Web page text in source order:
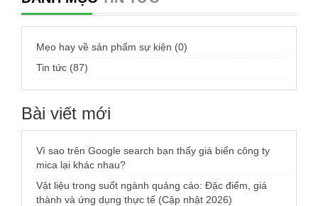
Mẹo hay về sản phẩm sự kiện (0)
Tin tức (87)
Bài viết mới
Vì sao trên Google search bạn thấy giá biển công ty
mica lại khác nhau?
Vật liệu trong suốt ngành quảng cáo: Đặc điểm, giá
thành và ứng dụng thực tế (Cập nhật 2026)